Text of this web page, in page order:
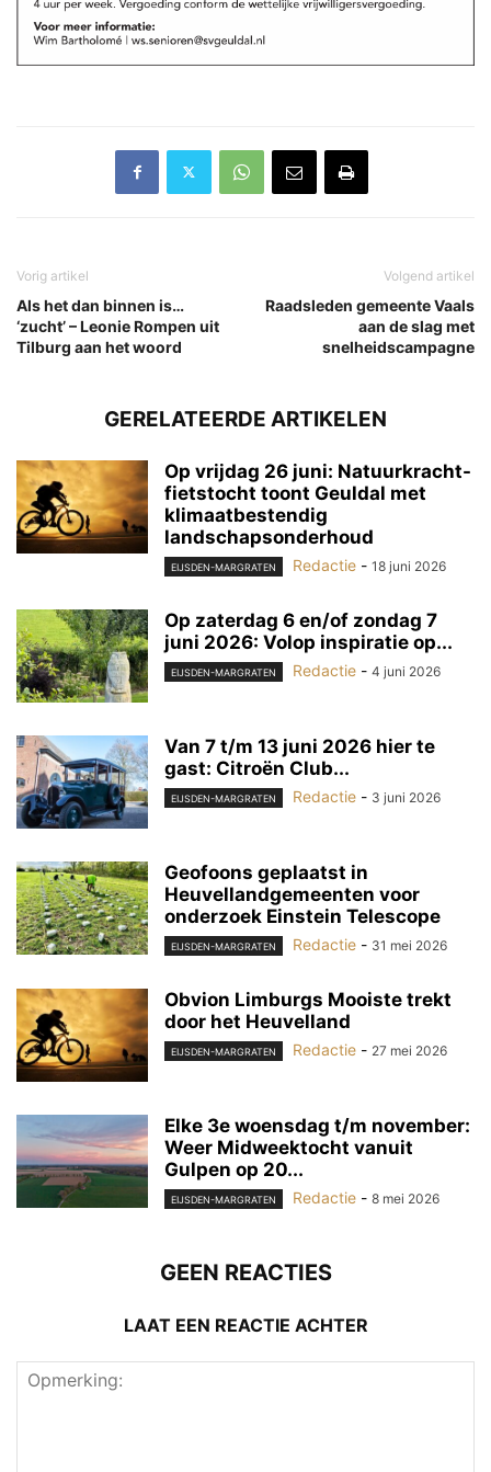
Vorig artikel
Als het dan binnen is…
‘zucht’ – Leonie Rompen uit
Tilburg aan het woord
Volgend artikel
Raadsleden gemeente Vaals
aan de slag met
snelheidscampagne
GERELATEERDE ARTIKELEN
Op vrijdag 26 juni: Natuurkracht-
fietstocht toont Geuldal met
klimaatbestendig
landschapsonderhoud
EIJSDEN-MARGRATEN Redactie - 18 juni 2026
Op zaterdag 6 en/of zondag 7
juni 2026: Volop inspiratie op...
EIJSDEN-MARGRATEN Redactie - 4 juni 2026
Van 7 t/m 13 juni 2026 hier te
gast: Citroën Club...
EIJSDEN-MARGRATEN Redactie - 3 juni 2026
Geofoons geplaatst in
Heuvellandgemeenten voor
onderzoek Einstein Telescope
EIJSDEN-MARGRATEN Redactie - 31 mei 2026
Obvion Limburgs Mooiste trekt
door het Heuvelland
EIJSDEN-MARGRATEN Redactie - 27 mei 2026
Elke 3e woensdag t/m november:
Weer Midweektocht vanuit
Gulpen op 20...
EIJSDEN-MARGRATEN Redactie - 8 mei 2026
GEEN REACTIES
LAAT EEN REACTIE ACHTER